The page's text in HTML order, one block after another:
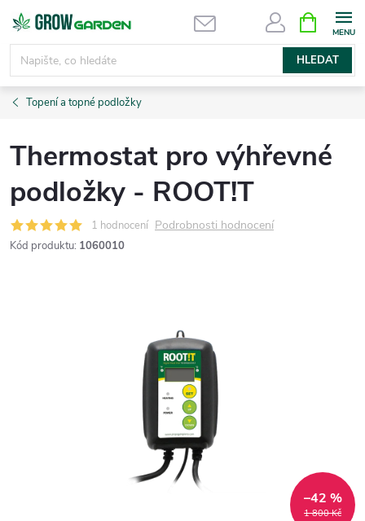
Přejít
obsah
HLEDAT
NÁKUPNÍ
KOŠÍK
Topení a topné podložky
Thermostat pro výhřevné
podložky - ROOT!T
1 hodnocení Podrobnosti hodnocení
Kód produktu: 1060010
1 800 Kč
–42 %